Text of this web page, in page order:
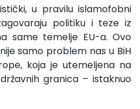
u pravilu islamofobni
politiku i teze iz
same temelje EU-a. Ovo
samo problem nas u BiH
koja je utemeljena na
granica – istaknuo